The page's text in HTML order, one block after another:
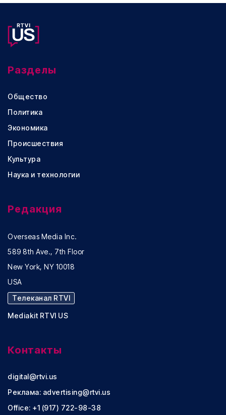
Разделы
Общество
Политика
Экономика
Происшествия
Культура
Наука и технологии
Редакция
Overseas Media Inc.
589 8th Ave., 7th Floor
New York, NY 10018
USA
Телеканал RTVI
Mediakit RTVI US
Контакты
digital@rtvi.us
Реклама: advertising@rtvi.us
Office: +1 (917) 722-98-38